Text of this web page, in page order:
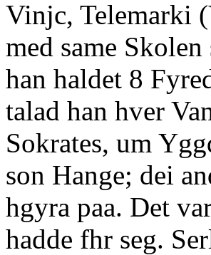
Vinjc, Telemarki
med same
han haldet 8
talad han hver
Sokrates, um
son Hange; dei
hgyra paa. Det
hadde fhr seg.